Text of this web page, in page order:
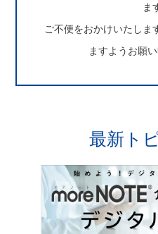
ま
ご不便をおかけいたしま
ますようお願
最新ト